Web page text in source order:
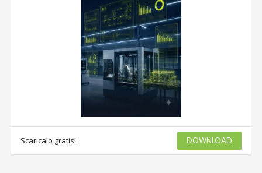
Scaricalo gratis! DOWNLOAD